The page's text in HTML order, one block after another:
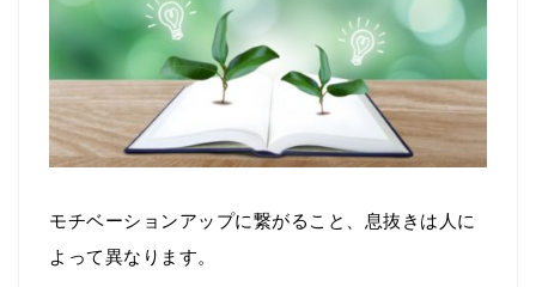
モチベーションアップに繋がること、息抜きは人に
よって異なります。